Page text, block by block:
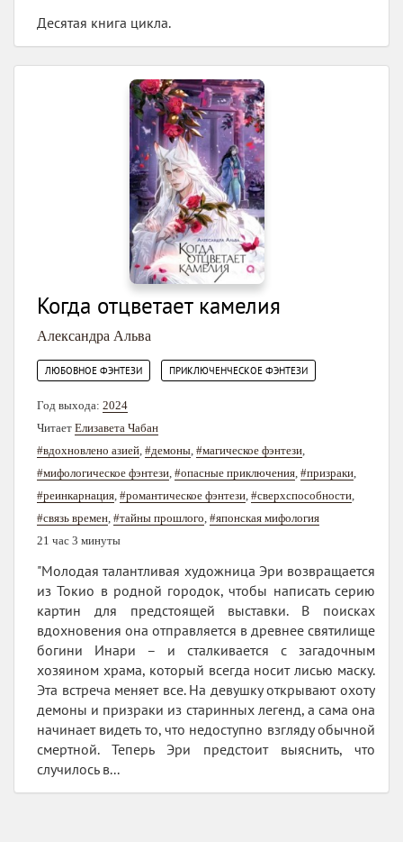
Десятая книга цикла.
Когда отцветает камелия
Александра Альва
ЛЮБОВНОЕ ФЭНТЕЗИ ПРИКЛЮЧЕНЧЕСКОЕ ФЭНТЕЗИ
Год выхода: 2024
Читает Елизавета Чабан
#вдохновлено азией, #демоны, #магическое фэнтези,
#мифологическое фэнтези, #опасные приключения, #призраки,
#реинкарнация, #романтическое фэнтези, #сверхспособности,
#связь времен, #тайны прошлого, #японская мифология
21 час 3 минуты
"Молодая талантливая художница Эри возвращается
из Токио в родной городок, чтобы написать серию
картин для предстоящей выставки. В поисках
вдохновения она отправляется в древнее святилище
богини Инари – и сталкивается с загадочным
хозяином храма, который всегда носит лисью маску.
Эта встреча меняет все. На девушку открывают охоту
демоны и призраки из старинных легенд, а сама она
начинает видеть то, что недоступно взгляду обычной
смертной. Теперь Эри предстоит выяснить, что
случилось в...